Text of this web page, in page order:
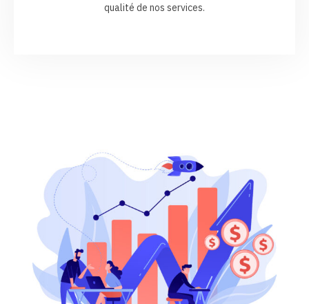
qualité de nos services.